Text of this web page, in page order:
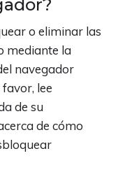
o eliminar las
mediante la
navegador
lee
de su
de cómo